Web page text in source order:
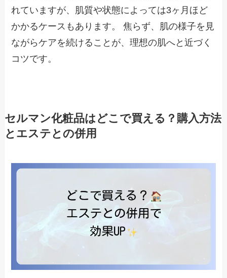
れていますが、肌質や状態によっては3ヶ月ほど
かかるケースもあります。 焦らず、肌の様子を見
ながらケアを続けることが、理想の肌へと近づく
コツです。
セルマン化粧品はどこで買える？購入方法
とエステとの併用